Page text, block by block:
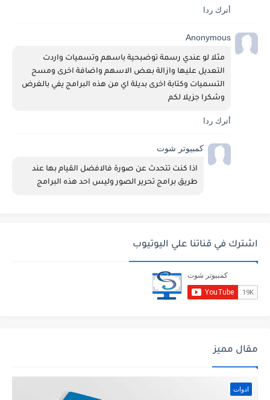
أترك ردا
Anonymous
وشكرا جزيلا لكم
أترك ردا
كمبيوتر شوت
طريق برامج تحرير الصور وليس احد هذه البرامج
اشترك في قناتنا علي اليوتيوب
مقال مميز
ادوات